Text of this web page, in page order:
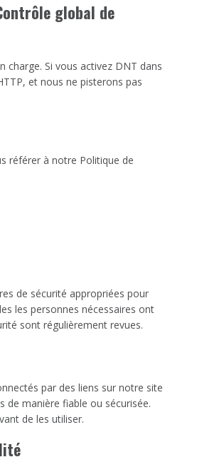
global de
charge. Si vous activez DNT dans
et nous ne pisterons pas
référer à notre Politique de
de sécurité appropriées pour
les personnes nécessaires ont
sont régulièrement revues.
par des liens sur notre site
de manière fiable ou sécurisée.
de les utiliser.